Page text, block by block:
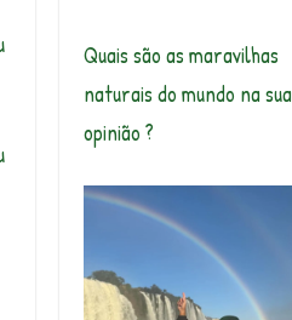
Quais são as maravilhas
naturais do mundo na sua
opinião ?